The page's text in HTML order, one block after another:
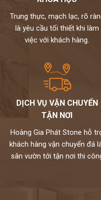
Trung thực, mạch lạc, rõ
là yêu cầu tối thiết khi làm
việc với khách hàng.
DỊCH VỤ VẬN CHUYỂN
TẬN NƠI
Hoàng Gia Phát Stone hỗ
khách hàng vận chuyển đá
sân vườn tới tận nơi thi